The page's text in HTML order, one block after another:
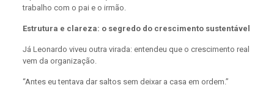
trabalho com o pai e o irmão.
Estrutura e clareza: o segredo do crescimento sustentável
Já Leonardo viveu outra virada: entendeu que o crescimento real
vem da organização.
“Antes eu tentava dar saltos sem deixar a casa em ordem.”